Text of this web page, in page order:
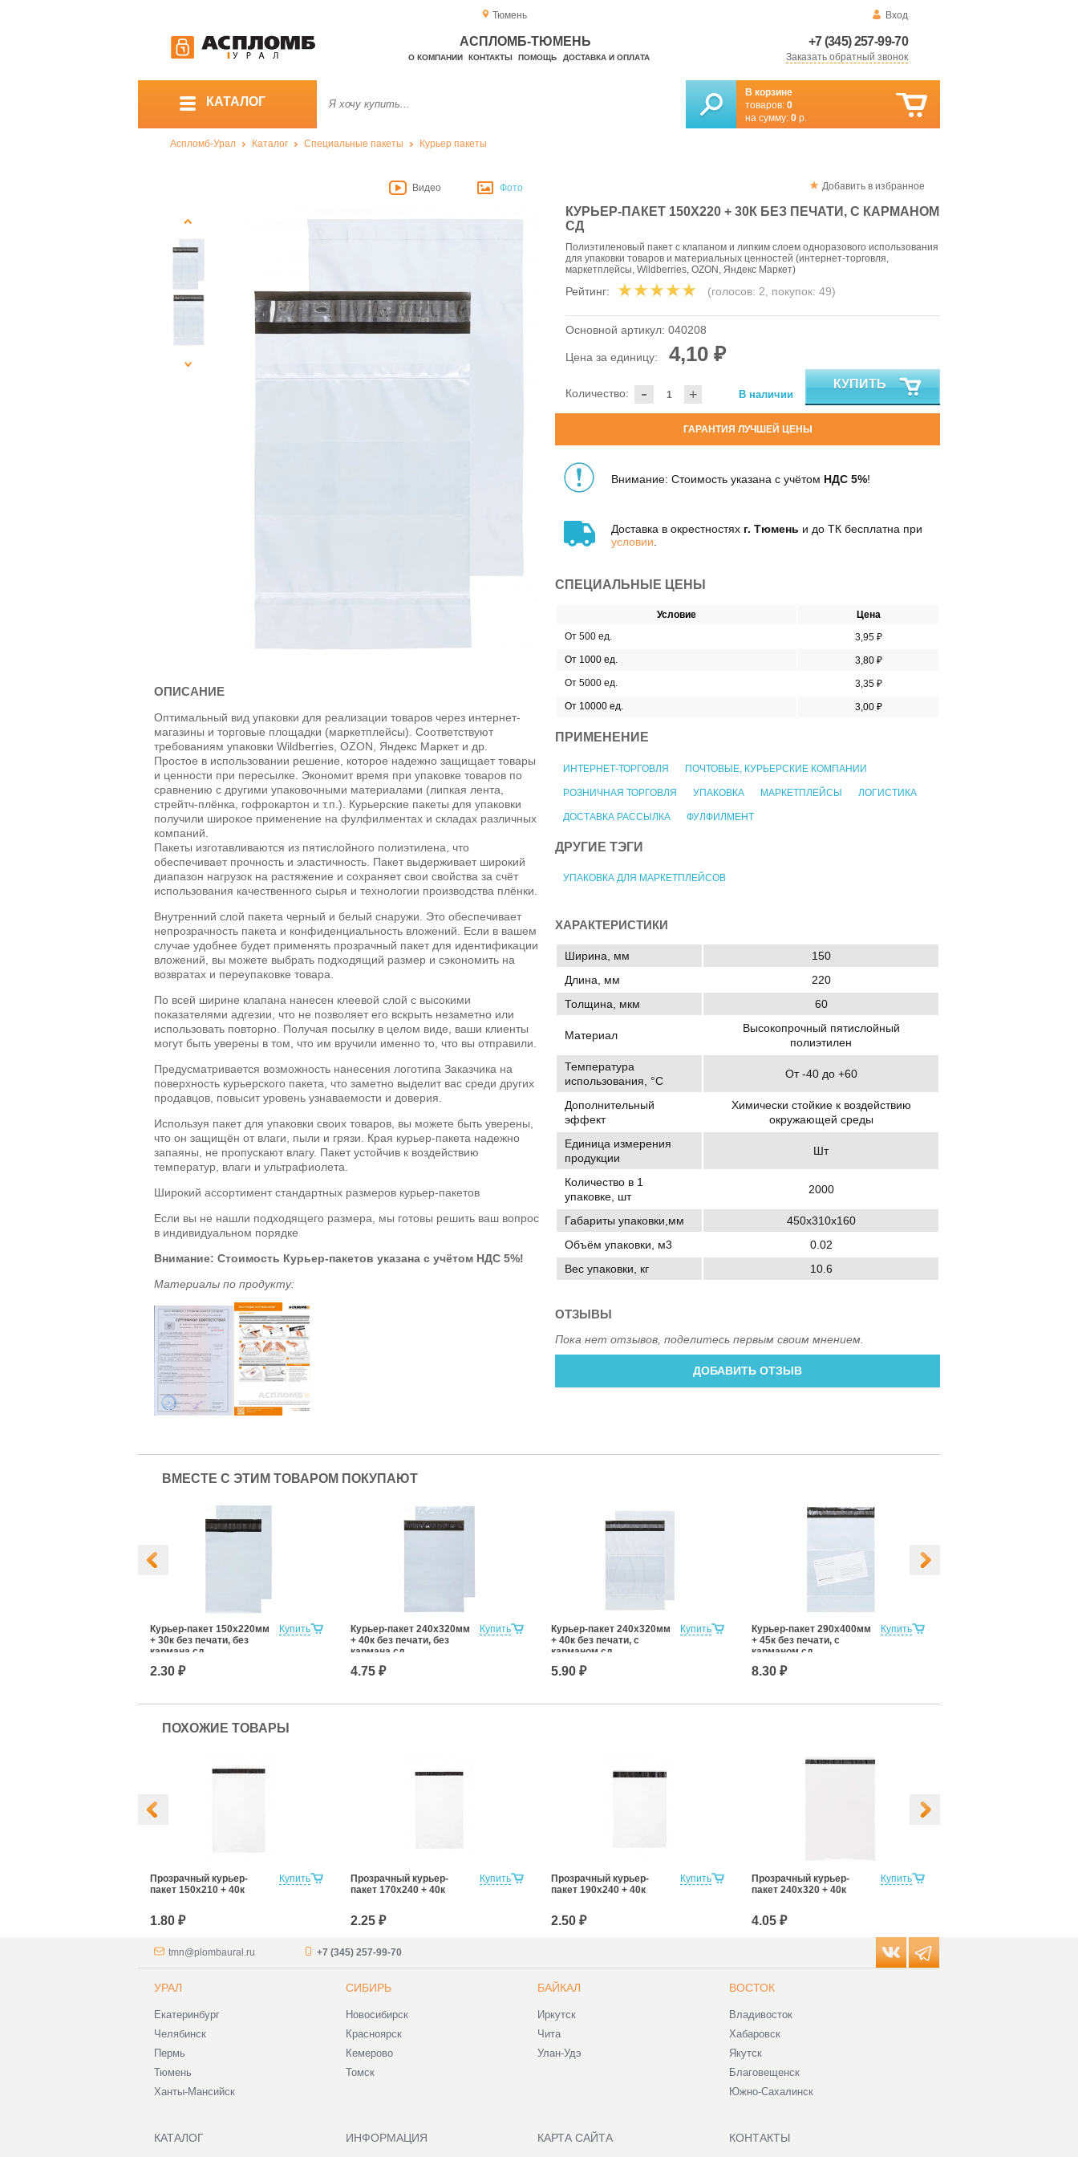
Тюмень Вход
+7 (345) 257-99-70
Заказать обратный звонок
АСПЛОМБ-ТЮМЕНЬ
О КОМПАНИИ КОНТАКТЫ ПОМОЩЬ ДОСТАВКА И ОПЛАТА
КАТАЛОГ
В корзине
товаров: 0
на сумму: 0 р.
Аспломб-Урал Каталог Специальные пакеты Курьер пакеты
Добавить в избранное
КУРЬЕР-ПАКЕТ 150Х220 + 30К БЕЗ ПЕЧАТИ, С КАРМАНОМ
СД
Полиэтиленовый пакет с клапаном и липким слоем одноразового использования
для упаковки товаров и материальных ценностей (интернет-торговля,
маркетплейсы, Wildberries, OZON, Яндекс Маркет)
Рейтинг: (голосов: 2, покупок: 49)
Основной артикул: 040208
Цена за единицу: 4,10 ₽
- +
Количество: В наличии
КУПИТЬ
ГАРАНТИЯ ЛУЧШЕЙ ЦЕНЫ
Внимание: Стоимость указана с учётом НДС 5%!
Доставка в окрестностях г. Тюмень и до ТК бесплатна при
условии
СПЕЦИАЛЬНЫЕ ЦЕНЫ
Условие
Цена
От 500 ед.
3,95 ₽
От 1000 ед.
3,80 ₽
От 5000 ед.
3,35 ₽
От 10000 ед.
3,00 ₽
ПРИМЕНЕНИЕ
ИНТЕРНЕТ-ТОРГОВЛЯ ПОЧТОВЫЕ, КУРЬЕРСКИЕ КОМПАНИИ
РОЗНИЧНАЯ ТОРГОВЛЯ УПАКОВКА МАРКЕТПЛЕЙСЫ ЛОГИСТИКА
ДОСТАВКА РАССЫЛКА ФУЛФИЛМЕНТ
ДРУГИЕ ТЭГИ
УПАКОВКА ДЛЯ МАРКЕТПЛЕЙСОВ
Видео Фото
ОПИСАНИЕ
Оптимальный вид упаковки для реализации товаров через интернет-
магазины и торговые площадки (маркетплейсы). Соответствуют
требованиям упаковки Wildberries, OZON, Яндекс Маркет и др.
Простое в использовании решение, которое надежно защищает товары
и ценности при пересылке. Экономит время при упаковке товаров по
сравнению с другими упаковочными материалами (липкая лента,
стрейтч-плёнка, гофрокартон и т.п.). Курьерские пакеты для упаковки
получили широкое применение на фулфилментах и складах различных
компаний.
Пакеты изготавливаются из пятислойного полиэтилена, что
обеспечивает прочность и эластичность. Пакет выдерживает широкий
диапазон нагрузок на растяжение и сохраняет свои свойства за счёт
использования качественного сырья и технологии производства плёнки.
Внутренний слой пакета черный и белый снаружи. Это обеспечивает
непрозрачность пакета и конфиденциальность вложений. Если в вашем
случае удобнее будет применять прозрачный пакет для идентификации
вложений, вы можете выбрать подходящий размер и сэкономить на
возвратах и переупаковке товара.
По всей ширине клапана нанесен клеевой слой с высокими
показателями адгезии, что не позволяет его вскрыть незаметно или
использовать повторно. Получая посылку в целом виде, ваши клиенты
могут быть уверены в том, что им вручили именно то, что вы отправили.
Предусматривается возможность нанесения логотипа Заказчика на
поверхность курьерского пакета, что заметно выделит вас среди других
продавцов, повысит уровень узнаваемости и доверия.
Используя пакет для упаковки своих товаров, вы можете быть уверены,
что он защищён от влаги, пыли и грязи. Края курьер-пакета надежно
запаяны, не пропускают влагу. Пакет устойчив к воздействию
температур, влаги и ультрафиолета.
Широкий ассортимент стандартных размеров курьер-пакетов
Если вы не нашли подходящего размера, мы готовы решить ваш вопрос
в индивидуальном порядке
Внимание: Стоимость Курьер-пакетов указана с учётом НДС 5%!
Материалы по продукту:
ХАРАКТЕРИСТИКИ
Ширина, мм
150
Длина, мм
220
Толщина, мкм
60
Материал
Высокопрочный пятислойный
полиэтилен
Температура
использования, °C
От -40 до +60
Дополнительный
эффект
Химически стойкие к воздействию
окружающей среды
Единица измерения
продукции
Шт
Количество в 1
упаковке, шт
2000
Габариты упаковки,мм
450х310х160
Объём упаковки, м3
0.02
Вес упаковки, кг
10.6
ОТЗЫВЫ
Пока нет отзывов, поделитесь первым своим мнением.
ДОБАВИТЬ ОТЗЫВ
ВМЕСТЕ С ЭТИМ ТОВАРОМ ПОКУПАЮТ
Купить
Курьер-пакет 150х220мм
+ 30к без печати, без
кармана сд
2.30 ₽
Купить
Курьер-пакет 240х320мм
+ 40к без печати, без
кармана сд
4.75 ₽
Купить
Курьер-пакет 240х320мм
+ 40к без печати, с
карманом сд
5.90 ₽
Купить
Курьер-пакет 290х400мм
+ 45к без печати, с
карманом сд
8.30 ₽
ПОХОЖИЕ ТОВАРЫ
Купить
Прозрачный курьер-
пакет 150х210 + 40к
1.80 ₽
Купить
Прозрачный курьер-
пакет 170х240 + 40к
2.25 ₽
Купить
Прозрачный курьер-
пакет 190х240 + 40к
2.50 ₽
Купить
Прозрачный курьер-
пакет 240х320 + 40к
4.05 ₽
tmn@plombaural.ru +7 (345) 257-99-70
УРАЛ
Екатеринбург
Челябинск
Пермь
Тюмень
Ханты-Мансийск
СИБИРЬ
Новосибирск
Красноярск
Кемерово
Томск
БАЙКАЛ
Иркутск
Чита
Улан-Удэ
ВОСТОК
Владивосток
Хабаровск
Якутск
Благовещенск
Южно-Сахалинск
КАТАЛОГ ИНФОРМАЦИЯ КАРТА САЙТА КОНТАКТЫ